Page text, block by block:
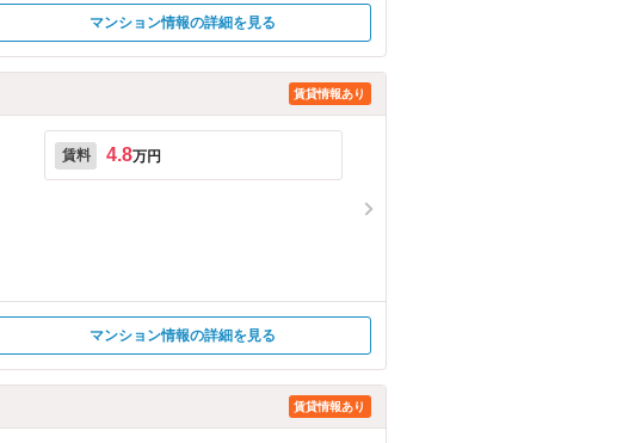
マンション情報の詳細を見る
賃貸情報あり
賃料 4.8万円
マンション情報の詳細を見る
賃貸情報あり